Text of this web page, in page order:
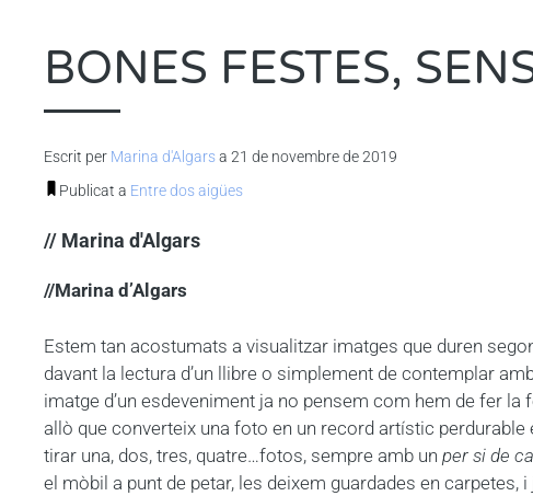
BONES FESTES,
Escrit per Marina d'Algarsa 21 de novembre de 2019
Publicat a Entre dos aigües
// Marina d'Algars
//Marina d’Algars
Estem tan acostumats a visualitzar imatges que duren
davant la lectura d’un llibre o simplement de contemplar
imatge d’un esdeveniment ja no pensem com hem de fer
allò que converteix una foto en un record artístic
tirar una, dos, tres, quatre…fotos, sempre amb un per si de
el mòbil a punt de petar, les deixem guardades en